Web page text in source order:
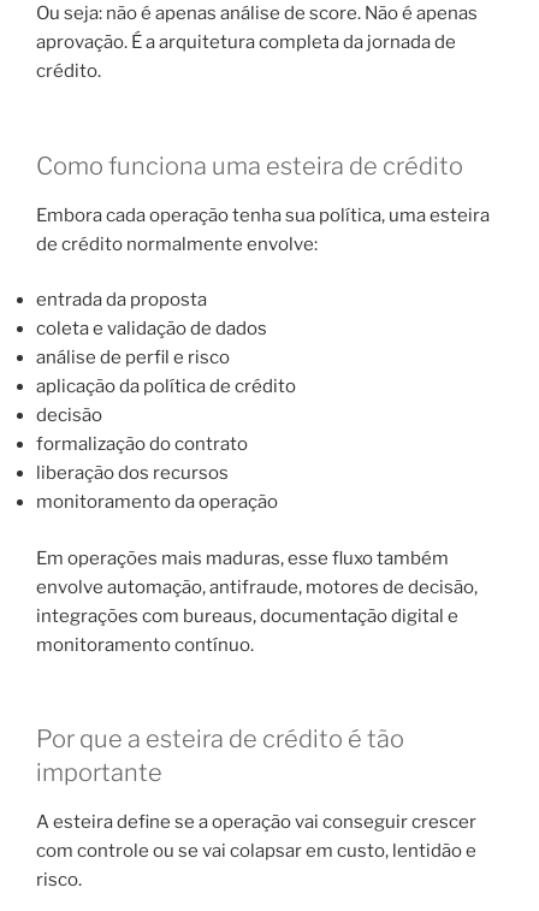
Ou seja: não é apenas análise de score. Não é apenas
aprovação. É a arquitetura completa da jornada de
crédito.
Como funciona uma esteira de crédito
Embora cada operação tenha sua política, uma esteira
de crédito normalmente envolve:
entrada da proposta
coleta e validação de dados
análise de perfil e risco
aplicação da política de crédito
decisão
formalização do contrato
liberação dos recursos
monitoramento da operação
Em operações mais maduras, esse fluxo também
envolve automação, antifraude, motores de decisão,
integrações com bureaus, documentação digital e
monitoramento contínuo.
Por que a esteira de crédito é tão
importante
A esteira define se a operação vai conseguir crescer
com controle ou se vai colapsar em custo, lentidão e
risco.